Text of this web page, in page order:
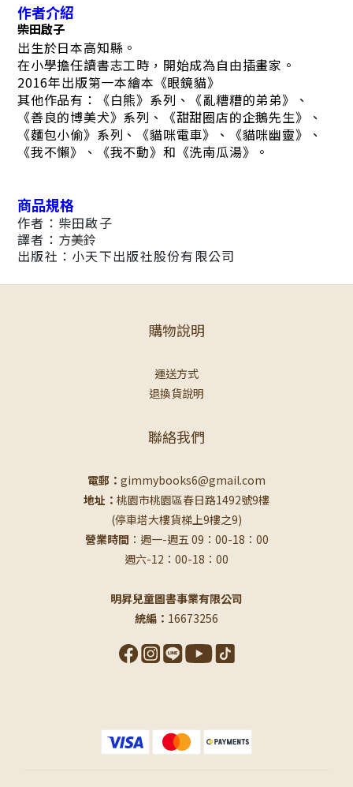
作者介紹
柴田啟子
出生於日本高知縣。
在小學擔任讀書志工時，開始成為自由插畫家。
2016年出版第一本繪本《眼鏡貓》
其他作品有：《白熊》系列、《亂糟糟的弟弟》、
《善良的博美犬》系列、《甜甜圈店的企鵝先生》、
《麵包小偷》系列、《貓咪電車》、《貓咪幽靈》、
《我不懶》、《我不動》和《洗南瓜湯》。
商品規格
作者：柴田啟子
譯者： 方美鈴
出版社：小天下出版社股份有限公司
購物說明
運送方式
退換貨說明
聯絡我們
電郵： gimmybooks6@gmail.com
地址： 桃園市桃園區春日路1492號9樓
(停車塔大樓貨梯上9樓之9)
營業時間 ：週一-週五 09：00-18：00
週六-12：00-18：00
明昇兒童圖書事業有限公司
統編： 16673256